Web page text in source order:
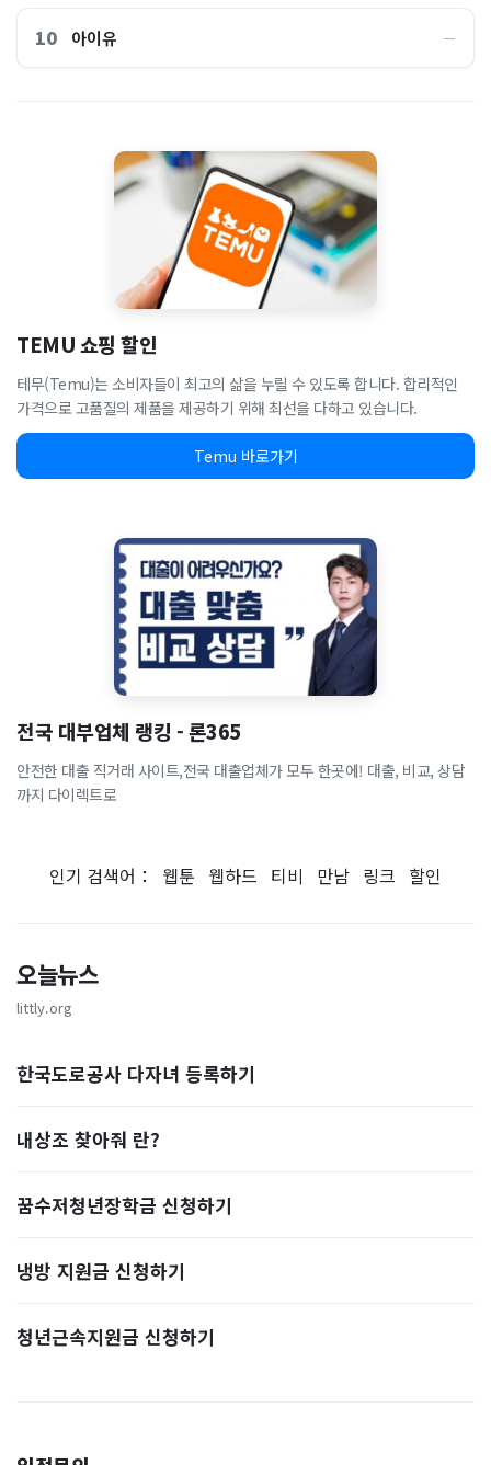
10 아이유 ―
TEMU 쇼핑 할인
테무(Temu)는 소비자들이 최고의 삶을 누릴 수 있도록 합니다. 합리적인
가격으로 고품질의 제품을 제공하기 위해 최선을 다하고 있습니다.
Temu 바로가기
전국 대부업체 랭킹 - 론365
안전한 대출 직거래 사이트,전국 대출업체가 모두 한곳에! 대출, 비교, 상담
까지 다이렉트로
인기 검색어： 웹툰 웹하드 티비 만남 링크 할인
오늘뉴스
littly.org
한국도로공사 다자녀 등록하기
내상조 찾아줘 란?
꿈수저청년장학금 신청하기
냉방 지원금 신청하기
청년근속지원금 신청하기